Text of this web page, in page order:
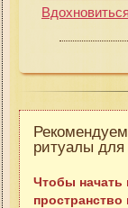
ритуалы для
Чтобы начать
пространство